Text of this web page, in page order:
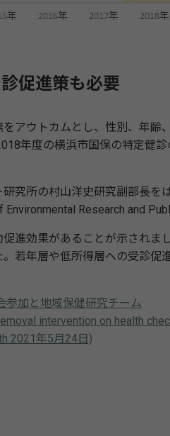
促進策も必要
アウトカムとし、性別、年齢
年度の横浜市国保の特定健診
究所の村山洋史研究副部長を
Research and
進効果があることが示されま
若年層や低所得層への受診促
参加と地域保健研究チーム
intervention on health
2021年5月24日)